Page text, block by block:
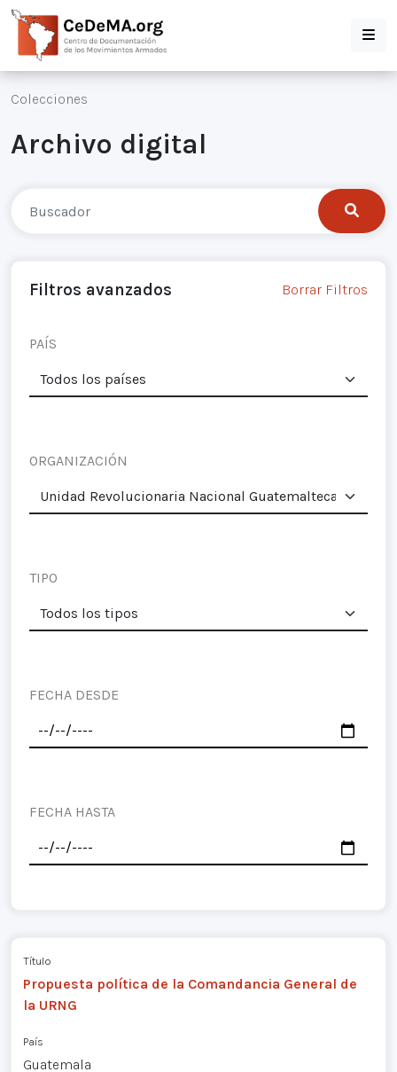
Colecciones
Archivo digital
Filtros avanzados Borrar Filtros
PAÍS
ORGANIZACIÓN
TIPO
FECHA DESDE
FECHA HASTA
Título
Propuesta política de la Comandancia General de
la URNG
País
Guatemala